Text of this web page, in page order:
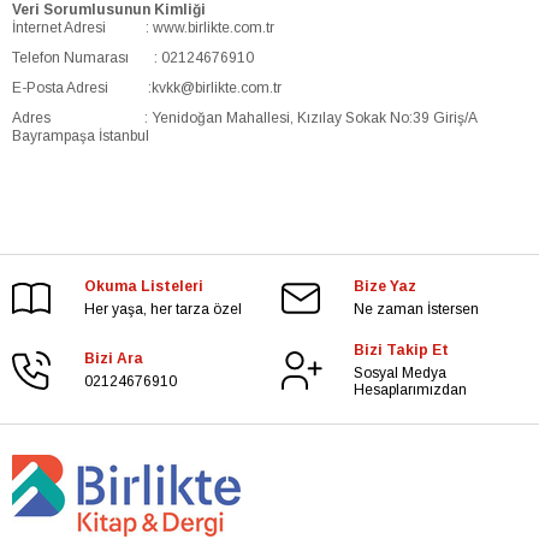
Veri Sorumlusunun Kimliği
İnternet Adresi : www.birlikte.com.tr
Telefon Numarası : 02124676910
E-Posta Adresi :kvkk@birlikte.com.tr
Adres : Yenidoğan Mahallesi, Kızılay Sokak No:39 Giriş/A
Bayrampaşa İstanbul
Okuma Listeleri
Her yaşa, her tarza özel
Bize Yaz
Ne zaman İstersen
Bizi Ara
02124676910
Bizi Takip Et
Sosyal Medya
Hesaplarımızdan